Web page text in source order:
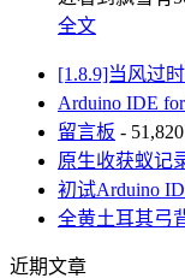
全文
[1.8.9]当风过
Arduino IDE
留言板 -
原生收获蚁记
初试Arduino
全黄土耳其弓
近期文章